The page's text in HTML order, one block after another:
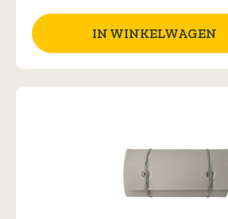
IN WINKELWAGEN